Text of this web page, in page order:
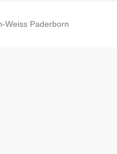
Weiss Paderborn